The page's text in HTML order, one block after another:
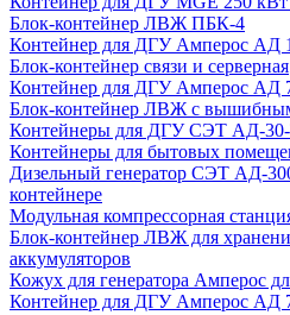
Блок-контейнер ЛВЖ ПБК-4
Контейнер для ДГУ Амперос АД
Блок-контейнер связи и серверная
Контейнер для ДГУ Амперос АД
Блок-контейнер ЛВЖ с
Контейнеры для ДГУ СЭТ АД-
Контейнеры для бытовых
Дизельный генератор СЭТ АД-
контейнере
Модульная компрессорная
Блок-контейнер ЛВЖ для
аккумуляторов
Кожух для генератора Амперос
Контейнер для ДГУ Амперос АД